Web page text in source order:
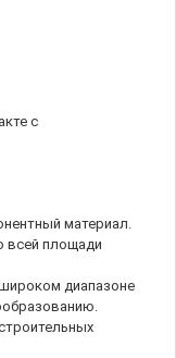
с
материал.
всей площади
диапазоне